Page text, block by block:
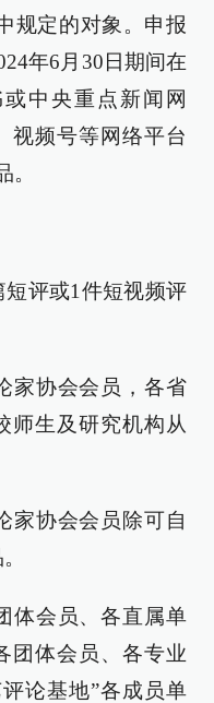
规定的对象。申报
年6月30日期间在
中央重点新闻网
视频号等网络平台
短评或1件短视频评
家协会会员，各省
师生及研究机构从
家协会会员除可自
体会员、各直属单
团体会员、各专业
论基地”各成员单